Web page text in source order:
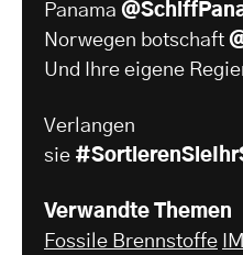
Panama
Norwegen botschaft
Und Ihre eigene
Verlangen
sie
Verwandte Themen
Fossile Brennstoffe